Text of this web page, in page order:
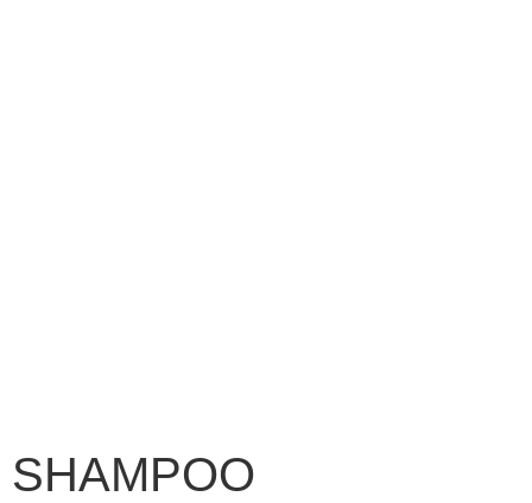
SHAMPOO